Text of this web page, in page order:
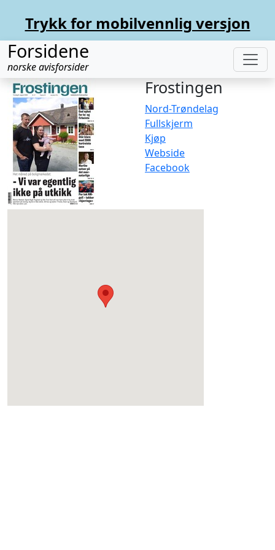
Trykk for mobilvennlig versjon
Forsidene
norske avisforsider
Frostingen
Nord-Trøndelag
Fullskjerm
Kjøp
Webside
Facebook